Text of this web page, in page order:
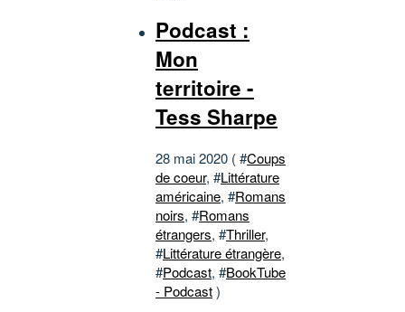
Podcast :
Mon
territoire -
Tess Sharpe
28 mai 2020 ( #Coups
de coeur, #Littérature
américaine, #Romans
noirs, #Romans
étrangers, #Thriller,
#Littérature étrangère,
#Podcast, #BookTube
- Podcast)